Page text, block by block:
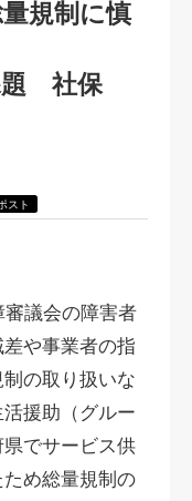
規制に慎
題 社保
スト
議会の障害者
や事業者の指
の取り扱いな
援助（グルー
でサービス供
め総量規制の